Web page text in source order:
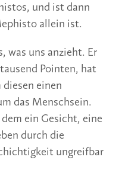
und ist dann
allein ist.
was uns anzieht. Er
Pointen, hat
diesen einen
das Menschsein.
ein Gesicht, eine
durch die
ungreifbar